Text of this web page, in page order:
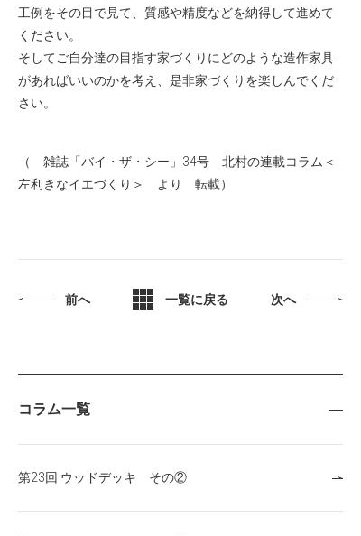
コラム一覧
第23回 ウッドデッキ その②
工例をその目で見て、質感や精度などを納得して進めて
ください。
そしてご自分達の目指す家づくりにどのような造作家具
があればいいのかを考え、是非家づくりを楽しんでくだ
さい。
（ 雑誌「バイ・ザ・シー」34号 北村の連載コラム＜
左利きなイエづくり＞ より 転載）
前へ 一覧に戻る 次へ